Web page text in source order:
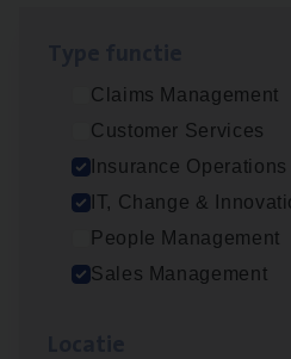
Claims Management
Customer Services
Insurance Operations
IT, Change &
People Management
Sales Management
Cor­po­ra­te Insu­ran­ce
Antwerpen
Insu­ran­ce Bro­kerKMO